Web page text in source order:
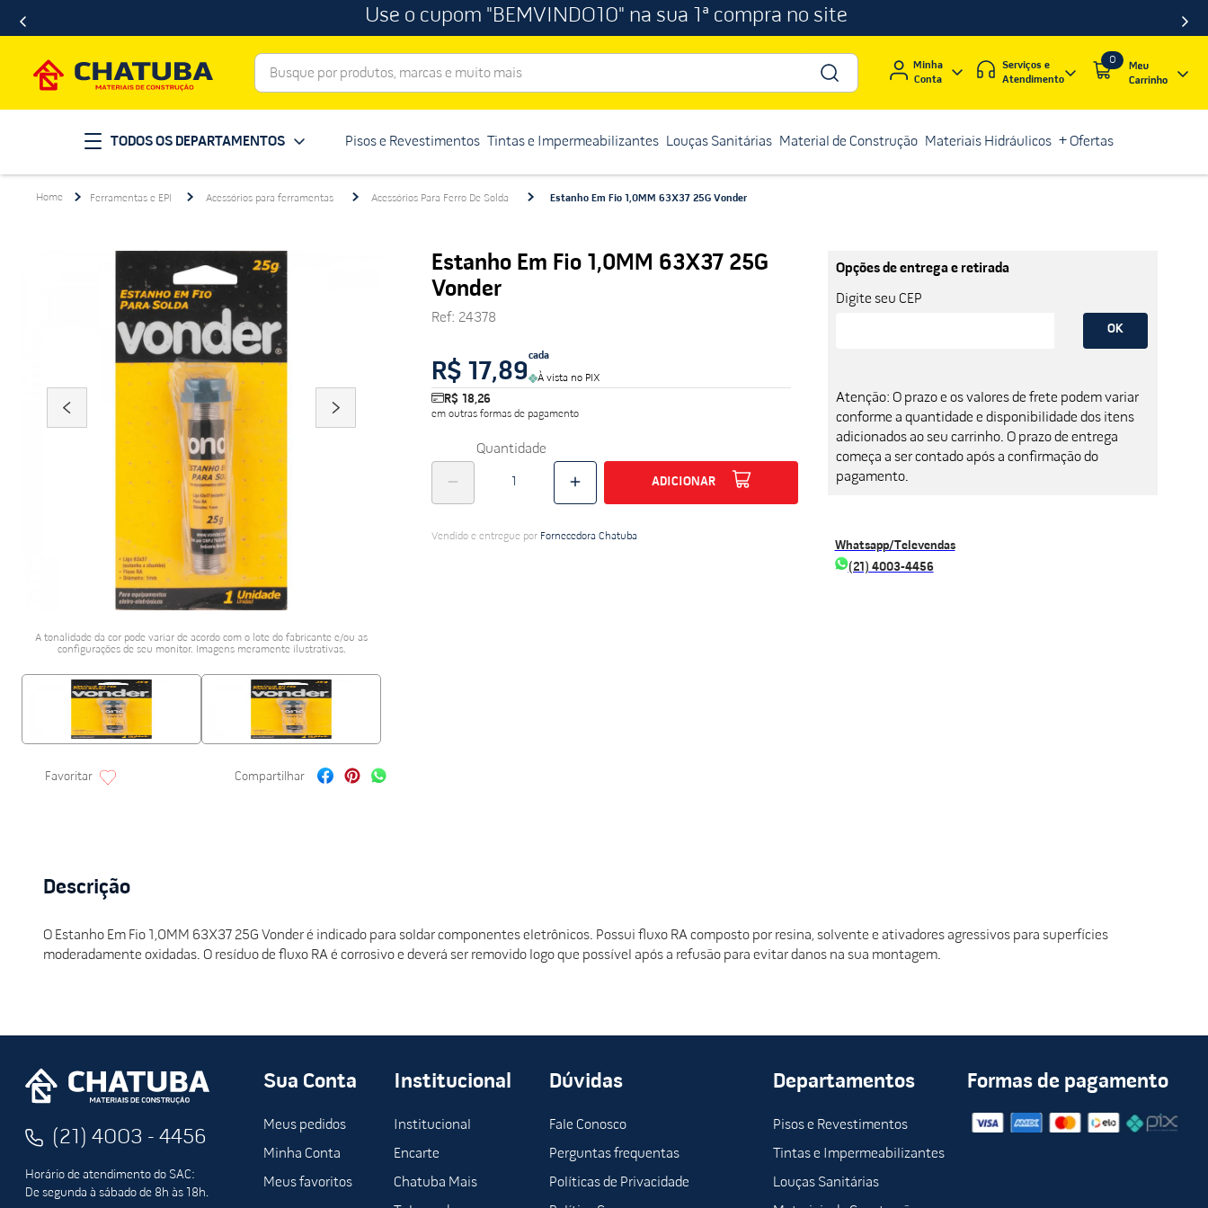
Use o cupom "BEMVINDO10" na sua 1ª compra no site
Busque por produtos, marcas e muito mais
Minha
Conta
Serviços e
Atendimento
0
TODOS OS DEPARTAMENTOS Pisos e Revestimentos Tintas e Impermeabilizantes Louças Sanitárias Material de Construção Materiais Hidráulicos + Ofertas
Ferramentas e EPI Acessórios para ferramentas Acessórios Para Ferro De Solda Estanho Em Fio 1,0MM 63X37 25G Vonder
A tonalidade da cor pode variar de acordo com o lote do fabricante e/ou as
configurações de seu monitor. Imagens meramente ilustrativas.
Estanho Em Fio 1,0MM 63X37 25G
Vonder
Ref: 24378
R$ 17,89
cada
À vista no PIX
R$ 18,26
em outras formas de pagamento
Quantidade
ADICIONAR
Vendido e entregue por Fornecedora Chatuba
Opções de entrega e retirada
Digite seu CEP
OK
Atenção: O prazo e os valores de frete podem variar
conforme a quantidade e disponibilidade dos itens
adicionados ao seu carrinho. O prazo de entrega
começa a ser contado após a confirmação do
pagamento.
Whatsapp/Televendas
(21) 4003-4456
Descrição
O Estanho Em Fio 1,0MM 63X37 25G Vonder é indicado para soldar componentes eletrônicos. Possui fluxo RA composto por resina, solvente e ativadores agressivos para superfícies
moderadamente oxidadas. O resíduo de fluxo RA é corrosivo e deverá ser removido logo que possível após a refusão para evitar danos na sua montagem.
(21) 4003 - 4456
Horário de atendimento do SAC:
De segunda à sábado de 8h às 18h.
Sua Conta
Meus pedidos
Minha Conta
Meus favoritos
Institucional
Institucional
Encarte
Chatuba Mais
Dúvidas
Fale Conosco
Perguntas frequentas
Políticas de Privacidade
Departamentos
Pisos e Revestimentos
Tintas e Impermeabilizantes
Louças Sanitárias
Formas de pagamento
1 º porcelanato
2º telha
3
5º tinta
6º
7º chuveiro
8º vaso sanitário
porcelanato acetinado